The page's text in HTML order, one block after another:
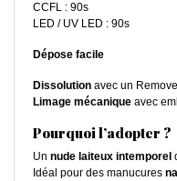
CCFL : 90s
LED / UV LED : 90s
Dépose facile
Dissolution avec un
Limage mécanique avec
Pourquoi l’adopter ?
Un nude laiteux intemporel
Idéal pour des manucures